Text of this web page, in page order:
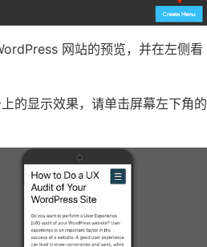
网站的预览，并在左侧看
的显示效果，请单击屏幕左下角的